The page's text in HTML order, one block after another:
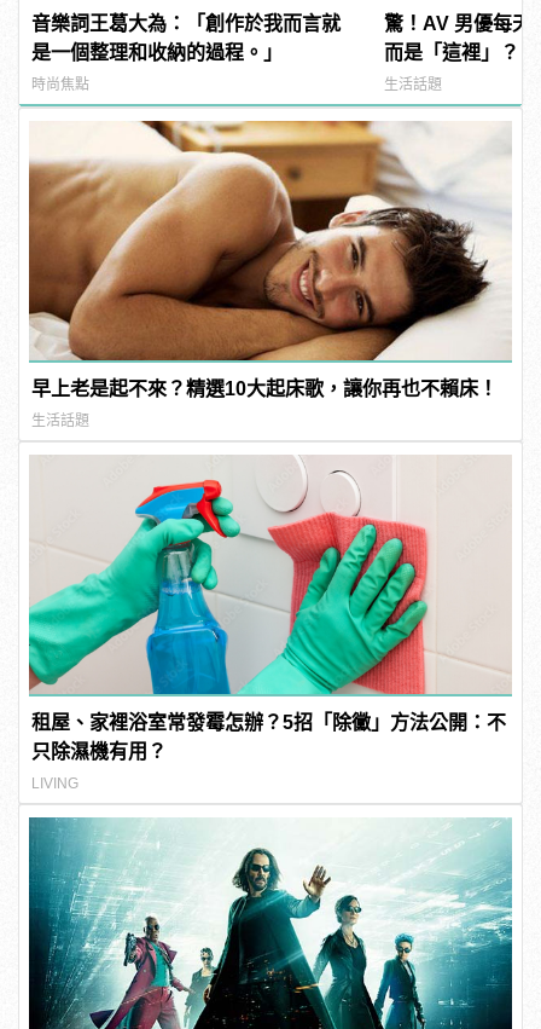
音樂詞王葛大為：「創作於我而言就
是一個整理和收納的過程。」
時尚焦點
驚！AV 男優每天
而是「這裡」？ |
型男
生活話題
早上老是起不來？精選10大起床歌，讓你再也不賴床！
生活話題
租屋、家裡浴室常發霉怎辦？5招「除黴」方法公開：不
只除濕機有用？
LIVING